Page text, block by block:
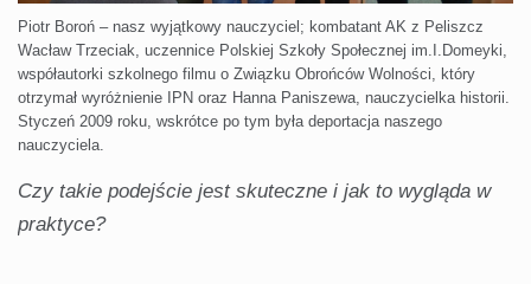
Piotr Boroń – nasz wyjątkowy nauczyciel; kombatant AK z Peliszcz
Wacław Trzeciak, uczennice Polskiej Szkoły Społecznej im.I.Domeyki,
współautorki szkolnego filmu o Związku Obrońców Wolności, który
otrzymał wyróżnienie IPN oraz Hanna Paniszewa, nauczycielka historii.
Styczeń 2009 roku, wskrótce po tym była deportacja naszego
nauczyciela.
Czy takie podejście jest skuteczne i jak to wygląda w
praktyce?